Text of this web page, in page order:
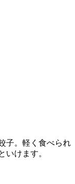
子。軽く食べられ
いけます。